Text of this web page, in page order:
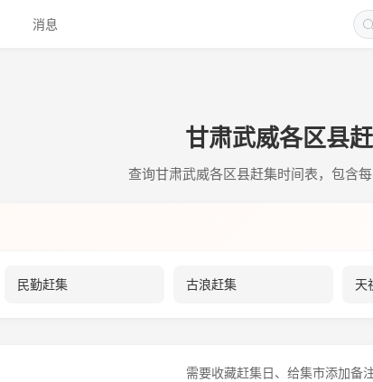
消息
甘肃武威各区县
查询甘肃武威各区县赶集时间表，包含
民勤赶集 古浪赶集 天
需要收藏赶集日、给集市添加备